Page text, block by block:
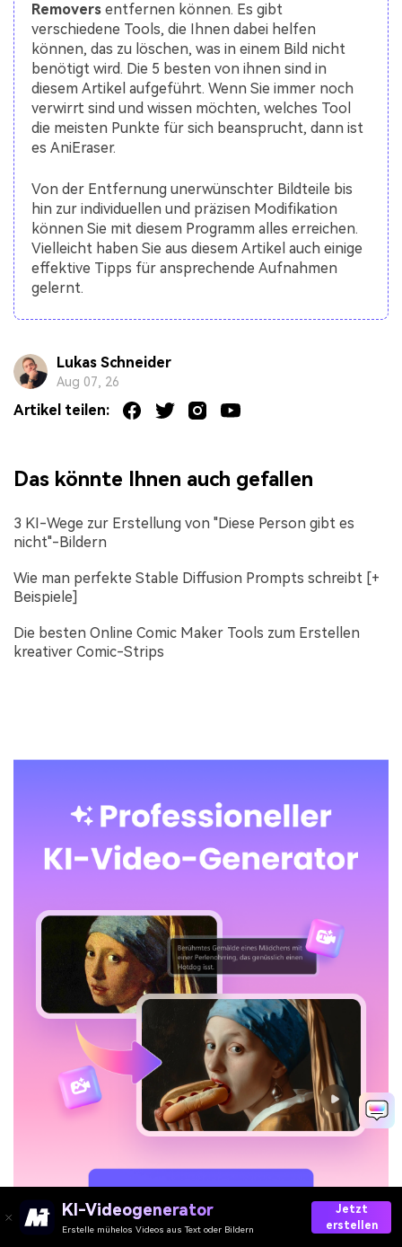
Removers entfernen können. Es gibt
verschiedene Tools, die Ihnen dabei helfen
können, das zu löschen, was in einem Bild nicht
benötigt wird. Die 5 besten von ihnen sind in
diesem Artikel aufgeführt. Wenn Sie immer noch
verwirrt sind und wissen möchten, welches Tool
die meisten Punkte für sich beansprucht, dann ist
es AniEraser.
Von der Entfernung unerwünschter Bildteile bis
hin zur individuellen und präzisen Modifikation
können Sie mit diesem Programm alles erreichen.
Vielleicht haben Sie aus diesem Artikel auch einige
effektive Tipps für ansprechende Aufnahmen
gelernt.
Lukas Schneider
Aug 07, 26
Artikel teilen:
Das könnte Ihnen auch gefallen
3 KI-Wege zur Erstellung von "Diese Person gibt es
nicht"-Bildern
Wie man perfekte Stable Diffusion Prompts schreibt [+
Beispiele]
Die besten Online Comic Maker Tools zum Erstellen
kreativer Comic-Strips
KI-Videogenerator
Erstelle mühelos Videos aus Text oder Bildern
Jetzt
erstellen